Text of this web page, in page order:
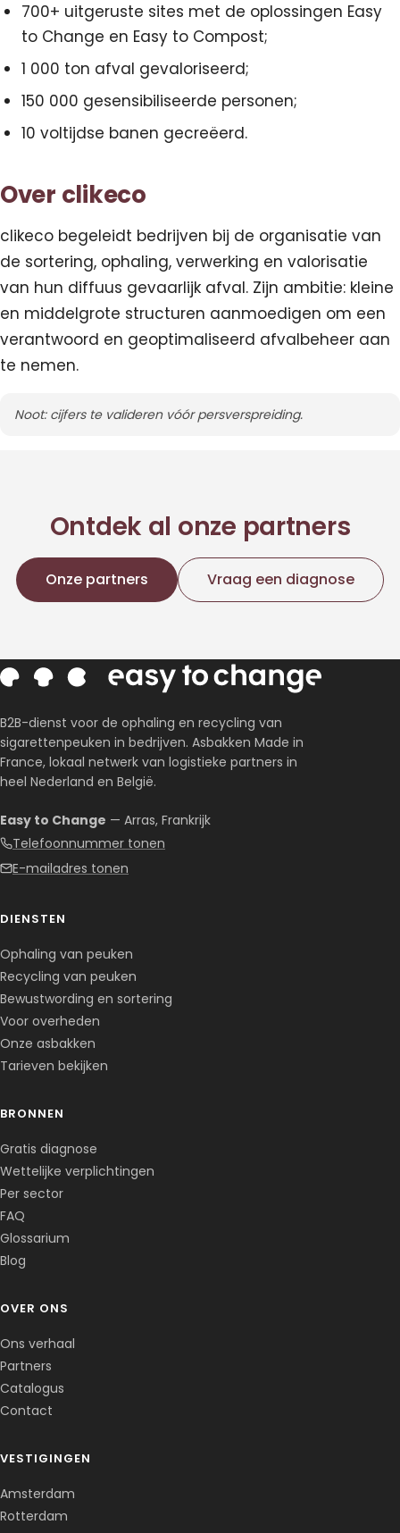
700+ uitgeruste sites met de oplossingen Easy
to Change en Easy to Compost;
1 000 ton afval gevaloriseerd;
150 000 gesensibiliseerde personen;
10 voltijdse banen gecreëerd.
Over clikeco
clikeco begeleidt bedrijven bij de organisatie van
de sortering, ophaling, verwerking en valorisatie
van hun diffuus gevaarlijk afval. Zijn ambitie: kleine
en middelgrote structuren aanmoedigen om een
verantwoord en geoptimaliseerd afvalbeheer aan
te nemen.
Noot: cijfers te valideren vóór persverspreiding.
Ontdek al onze partners
Onze partners Vraag een diagnose
B2B-dienst voor de ophaling en recycling van
sigarettenpeuken in bedrijven. Asbakken Made in
France, lokaal netwerk van logistieke partners in
heel Nederland en België.
Easy to Change — Arras, Frankrijk
Telefoonnummer tonen
E-mailadres tonen
DIENSTEN
Ophaling van peuken
Recycling van peuken
Bewustwording en sortering
Voor overheden
Onze asbakken
Tarieven bekijken
BRONNEN
Gratis diagnose
Wettelijke verplichtingen
Per sector
FAQ
Glossarium
Blog
OVER ONS
Ons verhaal
Partners
Catalogus
Contact
VESTIGINGEN
Amsterdam
Rotterdam
Clone du co-fondateur · En ligne